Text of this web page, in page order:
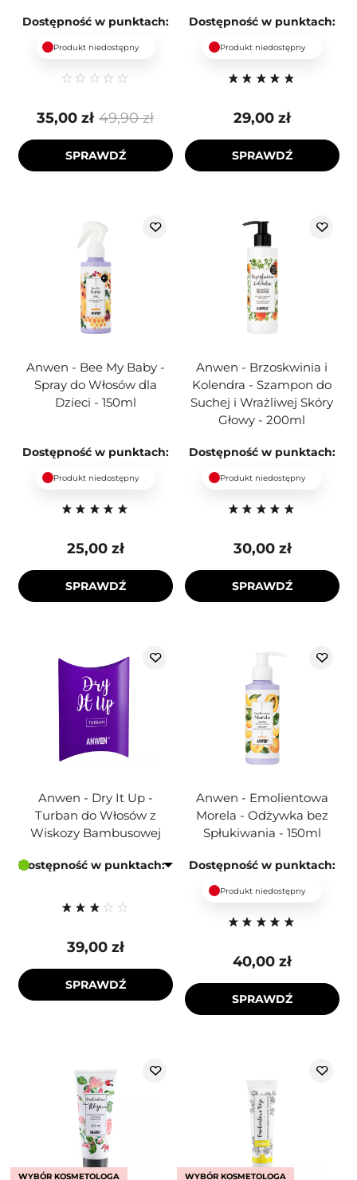
Dostępność w punktach:
Produkt niedostępny
49,90 zł
35,00 zł
SPRAWDŹ
Dostępność w punktach:
Produkt niedostępny
29,00 zł
SPRAWDŹ
Anwen - Bee My Baby -
Spray do Włosów dla
Dzieci - 150ml
Dostępność w punktach:
Produkt niedostępny
25,00 zł
SPRAWDŹ
Anwen - Brzoskwinia i
Kolendra - Szampon do
Suchej i Wrażliwej Skóry
Głowy - 200ml
Dostępność w punktach:
Produkt niedostępny
30,00 zł
SPRAWDŹ
Anwen - Dry It Up -
Turban do Włosów z
Wiskozy Bambusowej
Dostępność w punktach:
39,00 zł
SPRAWDŹ
Anwen - Emolientowa
Morela - Odżywka bez
Spłukiwania - 150ml
Dostępność w punktach:
Produkt niedostępny
40,00 zł
SPRAWDŹ
WYBÓR KOSMETOLOGA WYBÓR KOSMETOLOGA